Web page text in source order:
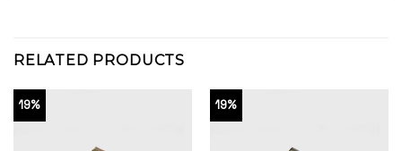
RELATED PRODUCTS
19% 19%